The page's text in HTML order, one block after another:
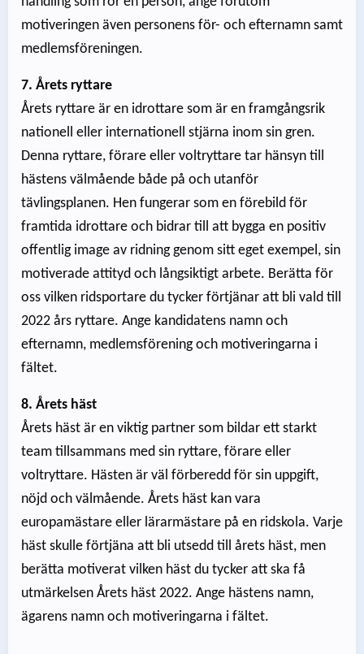
motiveringen även personens för- och efternamn samt
medlemsföreningen.
7. Årets ryttare
Årets ryttare är en idrottare som är en framgångsrik
nationell eller internationell stjärna inom sin gren.
Denna ryttare, förare eller voltryttare tar hänsyn till
hästens välmående både på och utanför
tävlingsplanen. Hen fungerar som en förebild för
framtida idrottare och bidrar till att bygga en positiv
offentlig image av ridning genom sitt eget exempel, sin
motiverade attityd och långsiktigt arbete. Berätta för
oss vilken ridsportare du tycker förtjänar att bli vald till
2022 års ryttare. Ange kandidatens namn och
efternamn, medlemsförening och motiveringarna i
fältet.
8. Årets häst
Årets häst är en viktig partner som bildar ett starkt
team tillsammans med sin ryttare, förare eller
voltryttare. Hästen är väl förberedd för sin uppgift,
nöjd och välmående. Årets häst kan vara
europamästare eller lärarmästare på en ridskola. Varje
häst skulle förtjäna att bli utsedd till årets häst, men
berätta motiverat vilken häst du tycker att ska få
utmärkelsen Årets häst 2022. Ange hästens namn,
ägarens namn och motiveringarna i fältet.